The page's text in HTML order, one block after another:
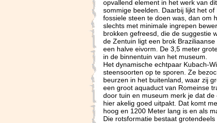
opvallend element in het werk van
sommige beelden. Daarbij lijkt het
fossiele steen te doen was, dan om
slechts met minimale ingrepen
brokken gefreesd, die de suggestie
de Zentuin ligt een brok
een halve eivorm. De 3,5 meter
in de binnentuin van het museum.
Het dynamische echtpaar Kubach-
steensoorten op te sporen. Ze
beurzen in het buitenland, waar zij
een groot aquaduct van Romeinse
door tuin en museum merk je dat
hier akelig goed uitpakt. Dat komt
hoog en 1200 Meter lang is en als
Die rotsformatie bestaat